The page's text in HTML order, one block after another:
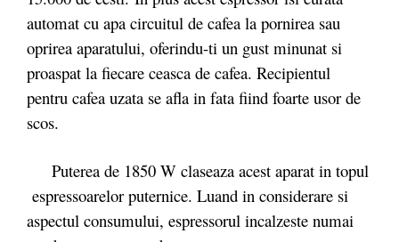
automat cu apa circuitul de cafea la pornirea sau
oprirea aparatului, oferindu-ti un gust minunat si
proaspat la fiecare ceasca de cafea. Recipientul
pentru cafea uzata se afla in fata fiind foarte usor de
scos.
Puterea de 1850 W claseaza acest aparat in topul
espressoarelor puternice. Luand in considerare si
aspectul consumului, espressorul incalzeste numai